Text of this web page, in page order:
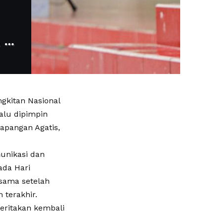
Nasional
dipimpin
Agatis,
dan
Hari
setelah
terakhir.
kembali